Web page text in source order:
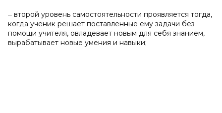
‒ второй уровень самостоятельности проявляется тогда,
когда ученик решает поставленные ему задачи без
помощи учителя, овладевает новым для себя знанием,
вырабатывает новые умения и навыки;